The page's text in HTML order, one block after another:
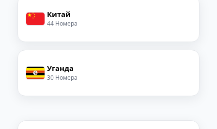
Китай
44 Номера
Уганда
30 Номера